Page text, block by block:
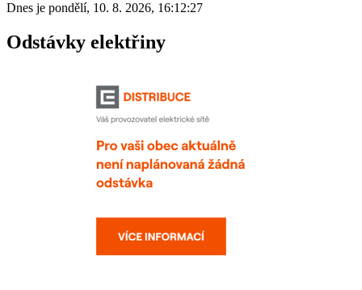
Dnes je pondělí, 10. 8. 2026, 16:12:27
Odstávky elektřiny